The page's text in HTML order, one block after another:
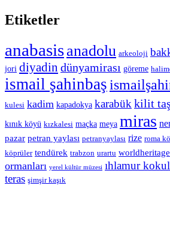
Etiketler
anabasisanadolu arkeoloji
jori diyadin dünyamirası göreme
ismail şahinbaş
kulesi kadim kapadokya karabük kilit
kınık köyü kızkalesi maçka meya miras
pazar petran yaylası petranyaylası rize roma
köprüler tendürek trabzon urartu worldheritage
ormanları yerel kültür müzesi ıhlamur
teras şimşir kaşık